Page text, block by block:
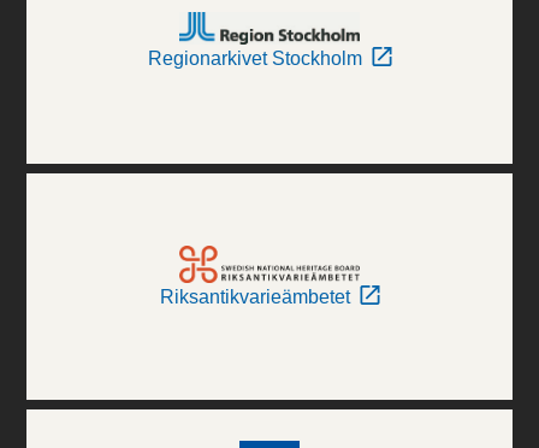
Regionarkivet Stockholm
Riksantikvarieämbetet